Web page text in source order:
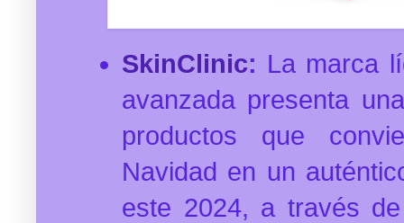
SkinClinic: La marca
avanzada presenta
productos que
Navidad en un
este 2024, a través